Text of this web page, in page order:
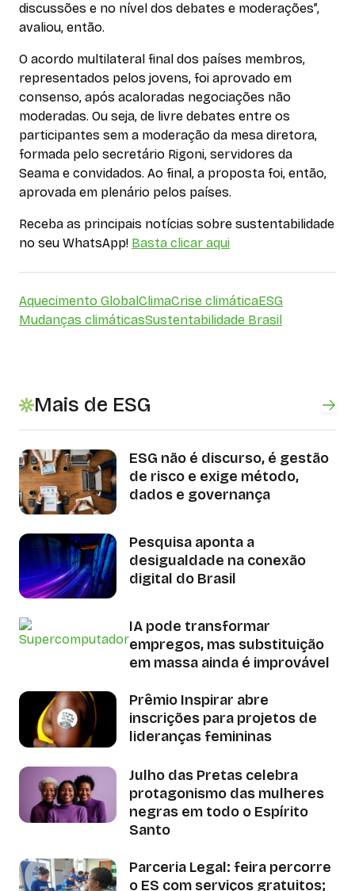
discussões e no nível dos debates e moderações”,
avaliou, então.
O acordo multilateral final dos países membros,
representados pelos jovens, foi aprovado em
consenso, após acaloradas negociações não
moderadas. Ou seja, de livre debates entre os
participantes sem a moderação da mesa diretora,
formada pelo secretário Rigoni, servidores da
Seama e convidados. Ao final, a proposta foi, então,
aprovada em plenário pelos países.
Receba as principais notícias sobre sustentabilidade
no seu WhatsApp! Basta clicar aqui
Aquecimento GlobalClimaCrise climáticaESG
Mudanças climáticasSustentabilidade Brasil
Mais de ESG
ESG não é discurso, é gestão
de risco e exige método,
dados e governança
Pesquisa aponta a
desigualdade na conexão
digital do Brasil
IA pode transformar
empregos, mas substituição
em massa ainda é improvável
Prêmio Inspirar abre
inscrições para projetos de
lideranças femininas
Julho das Pretas celebra
protagonismo das mulheres
negras em todo o Espírito
Santo
Parceria Legal: feira percorre
o ES com serviços gratuitos;